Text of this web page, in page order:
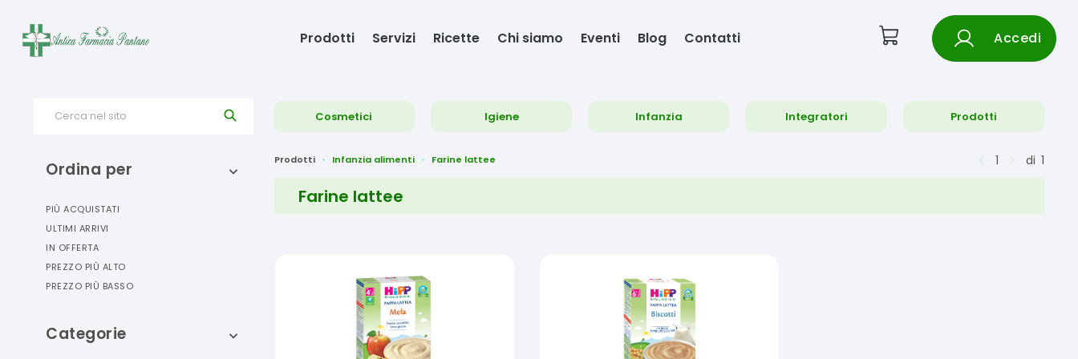
Prodotti Servizi Ricette Chi siamo Eventi Blog Contatti Accedi
Cerca nel sito Cosmetici Igiene Infanzia Integratori Prodotti
Ordina per
PIÙ ACQUISTATI
ULTIMI ARRIVI
IN OFFERTA
PREZZO PIÙ ALTO
PREZZO PIÙ BASSO
Categorie
Prodotti Infanzia alimenti Farine lattee 1 di 1
Farine lattee